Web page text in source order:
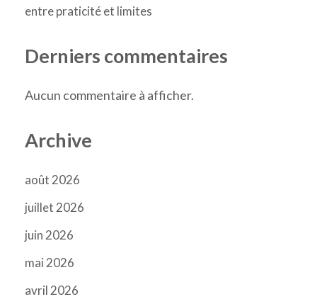
entre praticité et limites
Derniers commentaires
Aucun commentaire à afficher.
Archive
août 2026
juillet 2026
juin 2026
mai 2026
avril 2026